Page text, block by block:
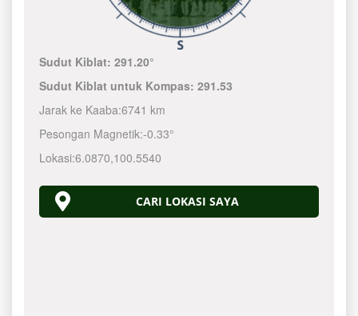
Sudut Kiblat:291.20°
Sudut Kiblat untuk Kompas:291.53
Jarak ke Kaaba:6741 km
Pesongan Magnetik:-0.33°
Lokasi:6.0870,100.5540
CARI LOKASI SAYA